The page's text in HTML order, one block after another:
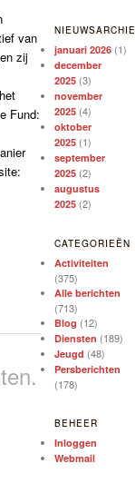
van
zij
Fund:
januari 2026 (1)
december
2025 (3)
november
2025 (4)
oktober
2025 (1)
september
2025 (2)
augustus
2025 (2)
CATEGORIEËN
Activiteiten
(375)
Alle berichten
(713)
Blog (12)
Diensten (189)
Jeugd (48)
Persberichten
(178)
BEHEER
Inloggen
Webmail